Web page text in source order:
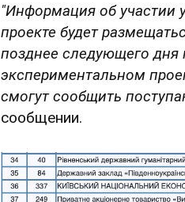
"Информация об участии
проекте будет
позднее следующего дня
экспериментальном
смогут сообщить
сообщении.